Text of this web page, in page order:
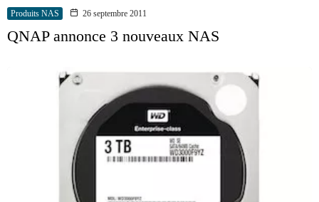
Produits NAS 26 septembre 2011
QNAP annonce 3 nouveaux NAS